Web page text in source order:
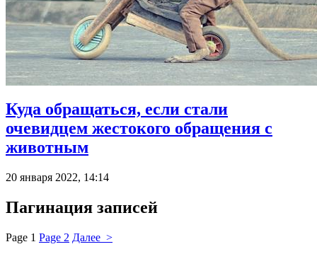
Куда обращаться, если стали
очевидцем жестокого обращения с
животным
20 января 2022, 14:14
Пагинация записей
Page 1 Page 2 Далее >